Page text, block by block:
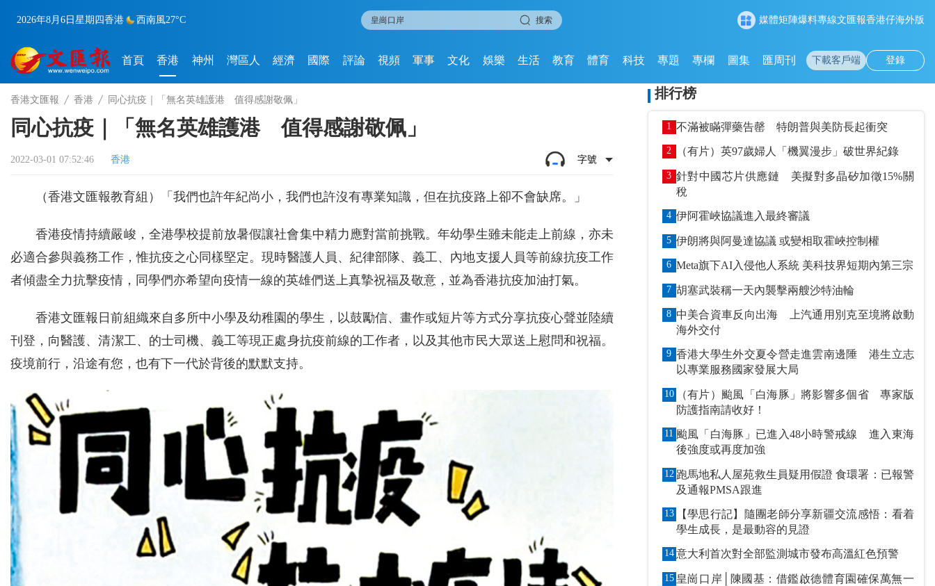
2026年8月6日 星期四香港 西南風27°C 搜索 媒體矩陣爆料專線文匯報香港仔海外版
首頁 香港 神州 灣區人 經濟 國際 評論 視頻 軍事 文化 娛樂 生活 教育 體育 科技 專題 專欄 圖集 匯周刊 下載客戶端 登錄
香港文匯報 香港 同心抗疫｜「無名英雄護港 值得感謝敬佩」
同心抗疫｜「無名英雄護港 值得感謝敬佩」
2022-03-01 07:52:46 香港 字號
（香港文匯報教育組）「我們也許年紀尚小，我們也許沒有專業知識，但在抗疫路上卻不會缺席。」
香港疫情持續嚴峻，全港學校提前放暑假讓社會集中精力應對當前挑戰。年幼學生雖未能走上前線，亦未
必適合參與義務工作，惟抗疫之心同樣堅定。現時醫護人員、紀律部隊、義工、內地支援人員等前線抗疫工作
者傾盡全力抗擊疫情，同學們亦希望向疫情一線的英雄們送上真摯祝福及敬意，並為香港抗疫加油打氣。
香港文匯報日前組織來自多所中小學及幼稚園的學生，以鼓勵信、畫作或短片等方式分享抗疫心聲並陸續
刊登，向醫護、清潔工、的士司機、義工等現正處身抗疫前線的工作者，以及其他市民大眾送上慰問和祝福。
疫境前行，沿途有您，也有下一代於背後的默默支持。
排行榜
1 不滿被瞞彈藥告罄 特朗普與美防長起衝突
2 （有片）英97歲婦人「機翼漫步」破世界紀錄
3 針對中國芯片供應鏈 美擬對多晶矽加徵15%關
稅
4 伊阿霍峽協議進入最終審議
5 伊朗將與阿曼達協議 或變相取霍峽控制權
6 Meta旗下AI入侵他人系統 美科技界短期內第三宗
7 胡塞武裝稱一天內襲擊兩艘沙特油輪
8 中美合資車反向出海 上汽通用別克至境將啟動
海外交付
9 香港大學生外交夏令營走進雲南邊陲 港生立志
以專業服務國家發展大局
10
（有片）颱風「白海豚」將影響多個省 專家版
防護指南請收好！
11 颱風「白海豚」已進入48小時警戒線 進入東海
後強度或再度加強
12 跑馬地私人屋苑救生員疑用假證 食環署：已報警
及通報PMSA跟進
13
【學思行記】隨團老師分享新疆交流感悟：看着
學生成長，是最動容的見證
14 意大利首次對全部監測城市發布高溫紅色預警
15 皇崗口岸│陳國基：借鑑啟德體育園確保萬無一